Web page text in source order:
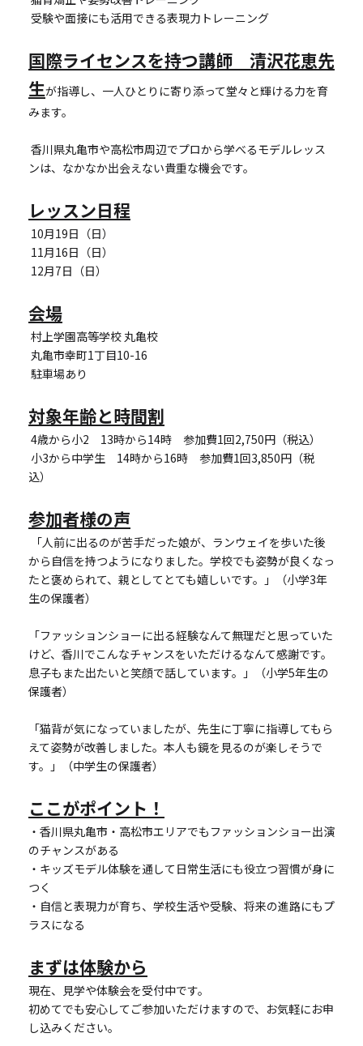
受験や面接にも活用できる表現力トレーニング
国際ライセンスを持つ講師　清沢花恵先
生が指導し、一人ひとりに寄り添って堂々と輝ける力を育
みます。
ンは、なかなか出会えない貴重な機会です。
レッスン日程
10月19日（日）
11月16日（日）
12月7日（日）
会場
村上学園高等学校 丸亀校
丸亀市幸町1丁目10-16
駐車場あり
対象年齢と時間割
4歳から小2　13時から14時　参加費1回2,750円（税込）
込）
参加者様の声
から自信を持つようになりました。学校でも姿勢が良くなっ
たと褒められて、親としてとても嬉しいです。」（小学3年
生の保護者）
「ファッションショーに出る経験なんて無理だと思っていた
けど、香川でこんなチャンスをいただけるなんて感謝です。
息子もまた出たいと笑顔で話しています。」（小学5年生の
保護者）
「猫背が気になっていましたが、先生に丁寧に指導してもら
えて姿勢が改善しました。本人も鏡を見るのが楽しそうで
す。」（中学生の保護者）
ここがポイント！
・香川県丸亀市・高松市エリアでもファッションショー出演
のチャンスがある
・キッズモデル体験を通して日常生活にも役立つ習慣が身に
つく
・自信と表現力が育ち、学校生活や受験、将来の進路にもプ
ラスになる
まずは体験から
現在、見学や体験会を受付中です。
初めてでも安心してご参加いただけますので、お気軽にお申
し込みください。